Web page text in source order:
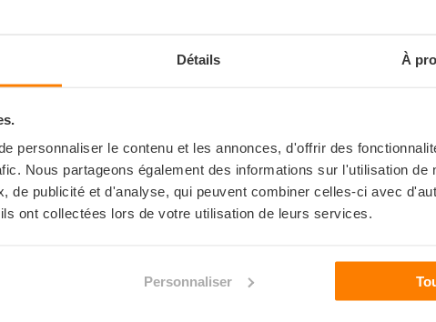
Détails À
personnaliser le contenu et les annonces, d'offrir des
Nous partageons également des informations sur l'utilisation de
de publicité et d'analyse, qui peuvent combiner celles-ci avec
ont collectées lors de votre utilisation de leurs services.
Personnaliser
Environnement
Recyclage et gestion des